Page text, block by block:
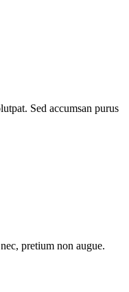
Sed accumsan purus
pretium non augue.